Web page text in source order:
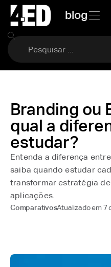
blog
Branding ou
qual a
estudar?
Entenda a diferença
saiba quando estudar
transformar estratégia
aplicações.
ComparativosAtualizado em7